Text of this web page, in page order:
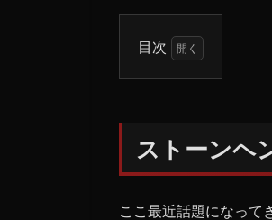
目次
ジの
様な
ージ
ストーンヘ
ここ最近話題になって